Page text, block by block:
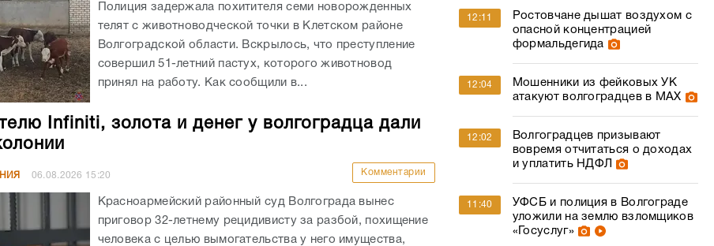
Полиция задержала похитителя семи новорожденных
телят с животноводческой точки в Клетском районе
Волгоградской области. Вскрылось, что преступление
совершил 51-летний пастух, которого животновод
принял на работу. Как сообщили в...
Infiniti, золота и денег у волгоградца дали
06.08.2026 15:20 Комментарии
Красноармейский районный суд Волгограда вынес
приговор 32-летнему рецидивисту за разбой, похищение
человека с целью вымогательства у него имущества,
12:11
Ростовчане дышат воздухом с
опасной концентрацией
формальдегида
12:04
Мошенники из фейковых УК
атакуют волгоградцев в МАХ
12:02
Волгоградцев призывают
вовремя отчитаться о доходах
и уплатить НДФЛ
11:40
УФСБ и полиция в Волгограде
уложили на землю взломщиков
«Госуслуг»